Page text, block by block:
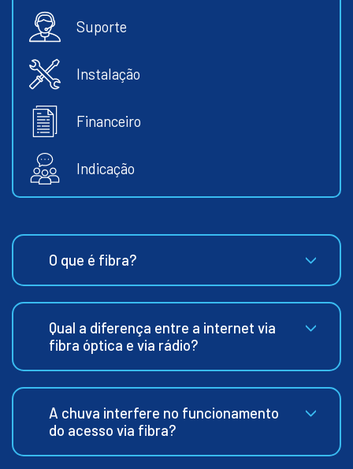
Suporte
Instalação
Financeiro
Indicação
O que é fibra?
Qual a diferença entre a internet via
fibra óptica e via rádio?
A chuva interfere no funcionamento
do acesso via fibra?